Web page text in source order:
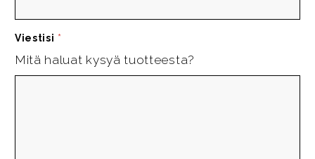
Viestisi *
Mitä haluat kysyä tuotteesta?